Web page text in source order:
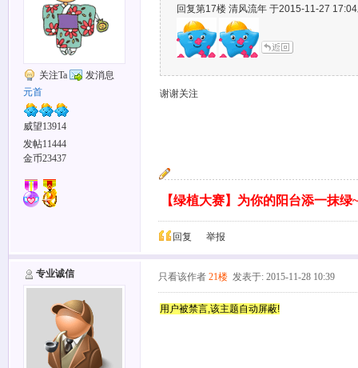
关注Ta
发消息
元首
威望13914
发帖11444
金币23437
回复第17楼 清风流年 于2015-11-27
谢谢关注
【绿植大赛】为你的阳台添一抹
回复 举报
专业诚信 只看该作者 21楼 发表于: 2015-11-28 10:39
用户被禁言,该主题自动屏蔽!